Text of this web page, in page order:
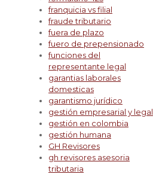
franquicia vs filial
fraude tributario
fuera de plazo
fuero de prepensionado
funciones del
representante legal
garantias laborales
domesticas
garantismo jurídico
gestión empresarial y legal
gestión en colombia
gestión humana
GH Revisores
gh revisores asesoria
tributaria